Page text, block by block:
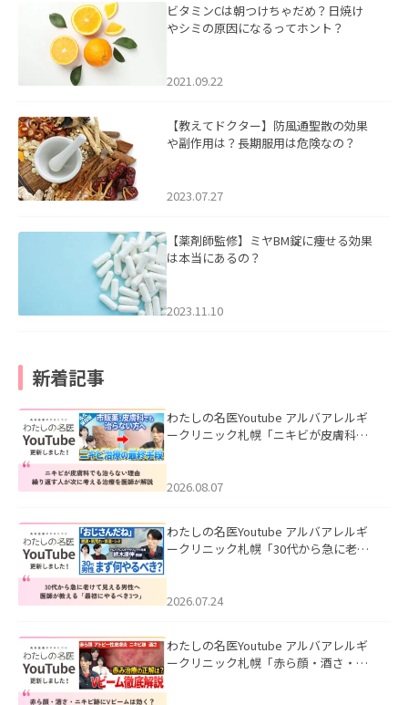
ビタミンCは朝つけちゃだめ？日焼け
やシミの原因になるってホント？
2021.09.22
【教えてドクター】防風通聖散の効果
や副作用は？長期服用は危険なの？
2023.07.27
【薬剤師監修】ミヤBM錠に痩せる効果
は本当にあるの？
2023.11.10
新着記事
わたしの名医Youtube アルバアレルギ
ークリニック札幌「ニキビが皮膚科で
ました。
2026.08.07
わたしの名医Youtube アルバアレルギ
ークリニック札幌「30代から急に老け
た。
2026.07.24
わたしの名医Youtube アルバアレルギ
ークリニック札幌「赤ら顔・酒さ・ニ